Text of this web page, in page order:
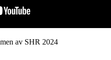
av SHR 2024